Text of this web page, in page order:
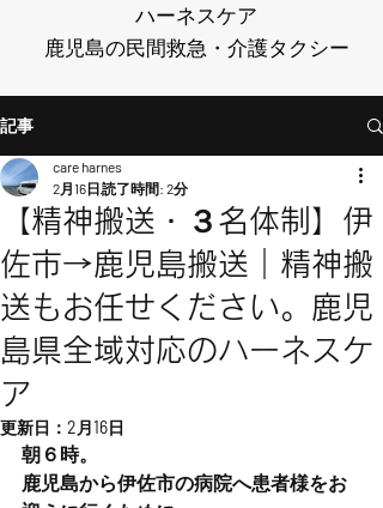
ハーネスケア
鹿児島の民間救急・介護タクシー
記事
【精神搬送・３名体制】伊
佐市→鹿児島搬送｜精神搬
送もお任せください。鹿児
島県全域対応のハーネスケ
ア
care harnes
2月16日読了時間: 2分
更新日： 2月16日
朝６時。
鹿児島から伊佐市の病院へ患者様をお